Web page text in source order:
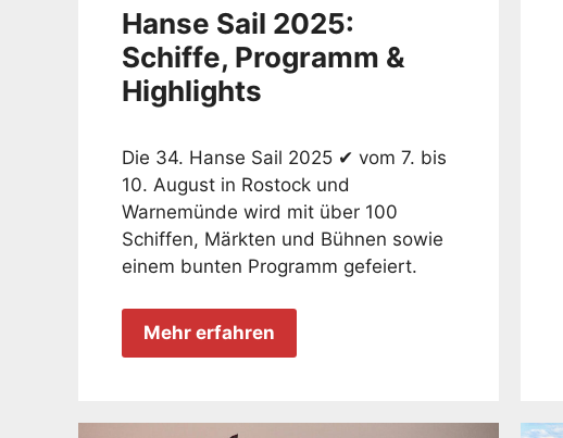
Hanse Sail 2025:
Schiffe, Programm &
Highlights
Die 34. Hanse Sail 2025 ✔ vom 7. bis
10. August in Rostock und
Warnemünde wird mit über 100
Schiffen, Märkten und Bühnen sowie
einem bunten Programm gefeiert.
Mehr erfahren